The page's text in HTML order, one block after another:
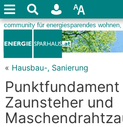
« Hausbau-, Sanierung
Zaunsteher und